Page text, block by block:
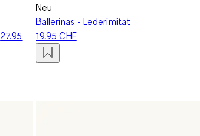
27.95
Neu
Ballerinas - Lederimitat
19.95 CHF